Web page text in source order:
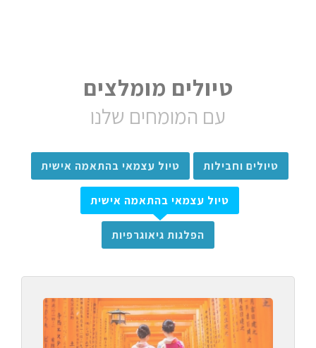
טיולים מומלצים
עם המומחים שלנו
טיולים וחבילות טיול עצמאי בהתאמה אישית
טיול עצמאי בהתאמה אישית
הפלגות גיאוגרפיות